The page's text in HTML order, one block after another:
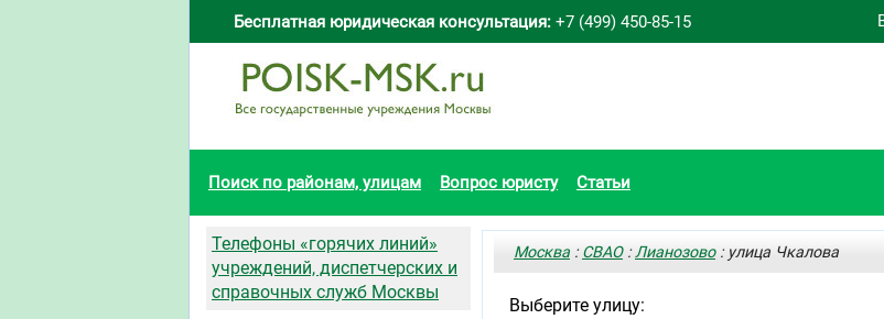
Бесплатная юридическая консультация: +7 (499) 450-85-15
Поиск по районам, улицам Вопрос юристу Статьи
Москва :СВАО:Лианозово: улица Чкалова
Выберите улицу:
Телефоны «горячих линий»
учреждений, диспетчерских и
справочных служб Москвы